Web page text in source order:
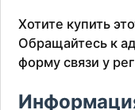
Хотите купить
Обращайтесь к
форму связи у